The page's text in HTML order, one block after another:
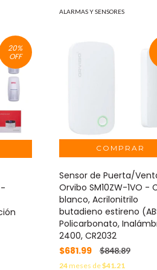
ALARMAS Y SENSORES
20%
OFF
Sensor de Puerta/
Orvibo SM10ZW-1VO -
blanco, Acrilonitrilo
butadieno estireno
Policarbonato,
2400, CR2032
$681.99
$848.89
24meses de$41.21